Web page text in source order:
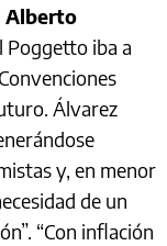
Alberto
Poggetto iba a
Álvarez
y, en menor
de un
“Con inflación